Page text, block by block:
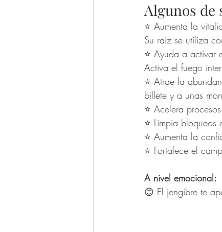
Algunos de
⭐️ Aumenta la
Su raíz se utiliza
⭐️ Ayuda a activar
Activa el fuego
⭐️ Atrae la
billete y a unas
⭐️ Acelera
⭐️ Limpia
⭐️ Aumenta la
⭐️ Fortalece el
A nivel emocional:
😊 El jengibre te